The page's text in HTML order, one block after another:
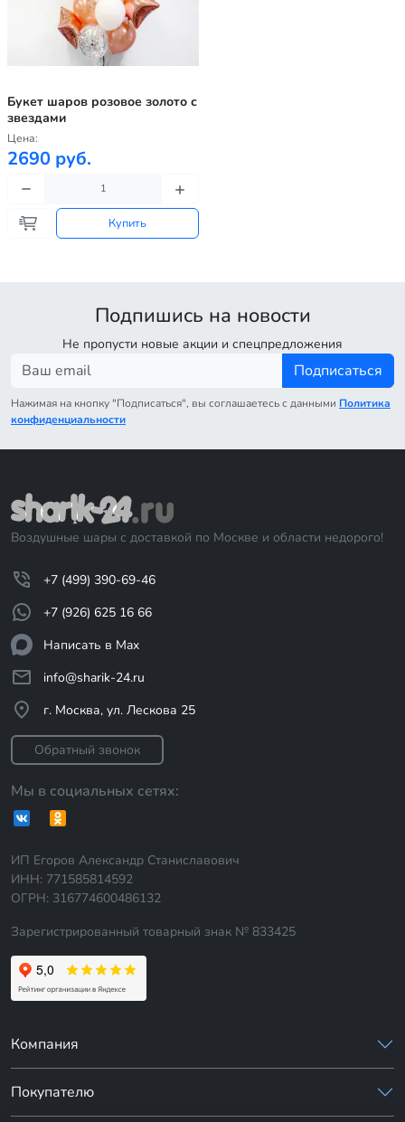
Букет шаров розовое золото с
звездами
Цена:
2690 руб.
Купить
Подпишись на новости
Не пропусти новые акции и спецпредложения
Подписаться
Нажимая на кнопку "Подписаться", вы соглашаетесь с данными Политика
конфиденциальности
Воздушные шары с доставкой по Москве и области недорого!
+7 (499) 390-69-46
+7 (926) 625 16 66
Написать в Max
info@sharik-24.ru
г. Москва, ул. Лескова 25
Обратный звонок
Мы в социальных сетях:
ИП Егоров Александр Станиславович
ИНН: 771585814592
ОГРН: 316774600486132
Зарегистрированный товарный знак № 833425
Компания
Покупателю